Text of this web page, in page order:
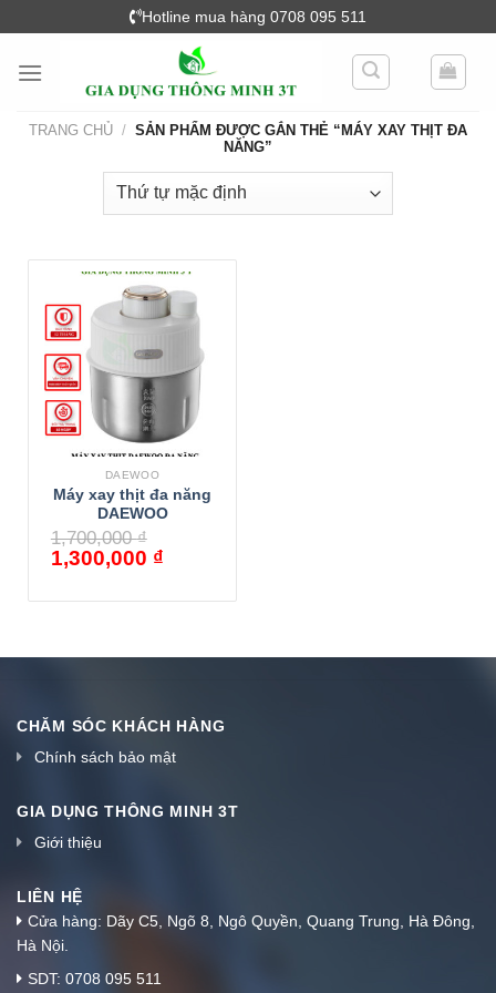
content
Hotline mua hàng 0708 095 511
TRANG CHỦ / SẢN PHẨM ĐƯỢC GẮN THẺ “MÁY XAY THỊT ĐA
NĂNG”
DAEWOO
Máy xay thịt đa năng
DAEWOO
1,700,000₫
1,300,000 ₫
CHĂM SÓC KHÁCH HÀNG
Chính sách bảo mật
GIA DỤNG THÔNG MINH 3T
Giới thiệu
LIÊN HỆ
Cửa hàng: Dãy C5, Ngõ 8, Ngô Quyền, Quang Trung, Hà Đông,
Hà Nội.
SDT: 0708 095 511